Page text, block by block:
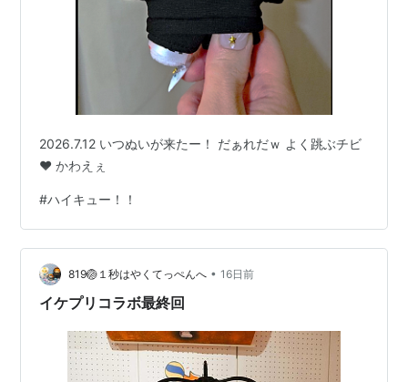
作者:
古舘春一
出版社/メーカー:
集英社
発売日:
2013/03/04
メディア:コミック
クリック: 2回
この商品を含むブログ (21件) を見る
ハイキュー!! 6 (ジャンプコミック
メディア:コミック
この商品を含むブログ (19件) を見る
ハイキュー!! 7 (ジャンプコミック
ス)
2026.7.12 いつぬいが来たー！ だぁれだｗ よく跳ぶチビ
♥ かわえぇ
#ハイキュー！！
819🏐１秒はやくてっぺんへ • 16日前
イケプリコラボ最終回